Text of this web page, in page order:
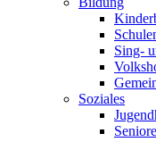
Sing-
Soziales